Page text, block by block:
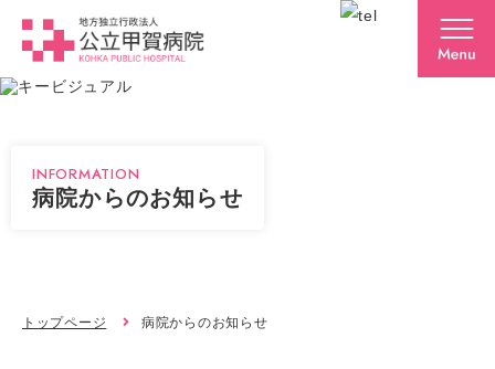
INFORMATION
病院からのお知らせ
トップページ 病院からのお知らせ